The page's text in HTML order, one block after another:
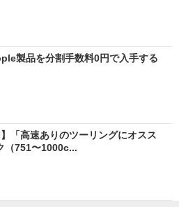
製品を分割手数料0円で入手する
】「高速ありのツーリングにオスス
（751〜1000c...